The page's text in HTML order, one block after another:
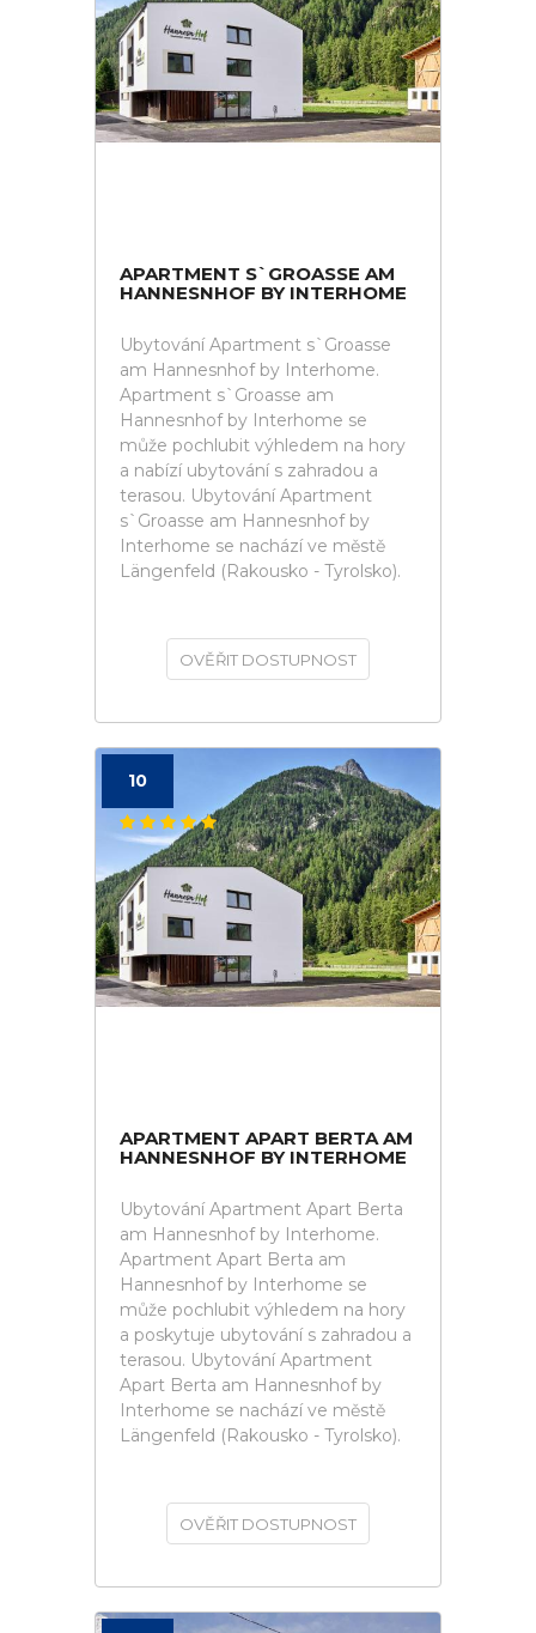
APARTMENT S`GROASSE AM
HANNESNHOF BY INTERHOME
Ubytování Apartment s`Groasse
am Hannesnhof by Interhome.
Apartment s`Groasse am
Hannesnhof by Interhome se
může pochlubit výhledem na hory
a nabízí ubytování s zahradou a
terasou. Ubytování Apartment
s`Groasse am Hannesnhof by
Interhome se nachází ve městě
Längenfeld (Rakousko - Tyrolsko).
OVĚŘIT DOSTUPNOST
10
APARTMENT APART BERTA AM
HANNESNHOF BY INTERHOME
Ubytování Apartment Apart Berta
am Hannesnhof by Interhome.
Apartment Apart Berta am
Hannesnhof by Interhome se
může pochlubit výhledem na hory
a poskytuje ubytování s zahradou a
terasou. Ubytování Apartment
Apart Berta am Hannesnhof by
Interhome se nachází ve městě
Längenfeld (Rakousko - Tyrolsko).
OVĚŘIT DOSTUPNOST